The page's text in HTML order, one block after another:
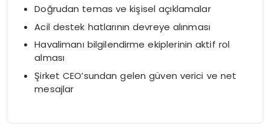
Doğrudan temas ve kişisel açıklamalar
Acil destek hatlarının devreye alınması
Havalimanı bilgilendirme ekiplerinin aktif rol
alması
Şirket CEO’sundan gelen güven verici ve net
mesajlar